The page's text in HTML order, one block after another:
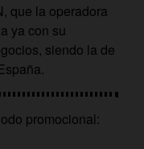
que la operadora
ya con su
siendo la de
promocional: